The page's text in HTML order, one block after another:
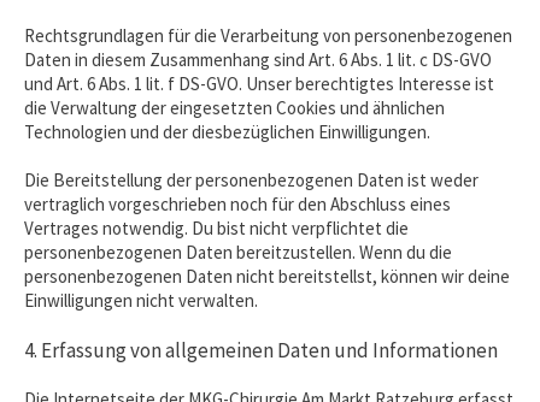
Rechtsgrundlagen für die Verarbeitung von personenbezogenen
Daten in diesem Zusammenhang sind Art. 6 Abs. 1 lit. c DS-GVO
und Art. 6 Abs. 1 lit. f DS-GVO. Unser berechtigtes Interesse ist
die Verwaltung der eingesetzten Cookies und ähnlichen
Technologien und der diesbezüglichen Einwilligungen.
Die Bereitstellung der personenbezogenen Daten ist weder
vertraglich vorgeschrieben noch für den Abschluss eines
Vertrages notwendig. Du bist nicht verpflichtet die
personenbezogenen Daten bereitzustellen. Wenn du die
personenbezogenen Daten nicht bereitstellst, können wir deine
Einwilligungen nicht verwalten.
4. Erfassung von allgemeinen Daten und Informationen